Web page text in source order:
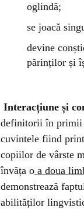
oglindă;
se joacă
devine
părinților și
Interacțiune și
definitorii în primii
cuvintele fiind
copiilor de vârste
învăța o a doua
demonstrează
abilităților